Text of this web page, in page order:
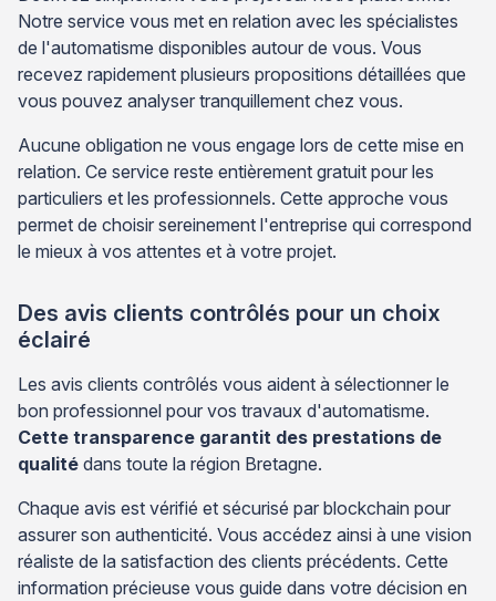
Notre service vous met en relation avec les spécialistes
de l'automatisme disponibles autour de vous. Vous
recevez rapidement plusieurs propositions détaillées que
vous pouvez analyser tranquillement chez vous.
Aucune obligation ne vous engage lors de cette mise en
relation. Ce service reste entièrement gratuit pour les
particuliers et les professionnels. Cette approche vous
permet de choisir sereinement l'entreprise qui correspond
le mieux à vos attentes et à votre projet.
Des avis clients contrôlés pour un choix
éclairé
Les avis clients contrôlés vous aident à sélectionner le
bon professionnel pour vos travaux d'automatisme.
Cette transparence garantit des prestations de
qualité dans toute la région Bretagne.
Chaque avis est vérifié et sécurisé par blockchain pour
assurer son authenticité. Vous accédez ainsi à une vision
réaliste de la satisfaction des clients précédents. Cette
information précieuse vous guide dans votre décision en